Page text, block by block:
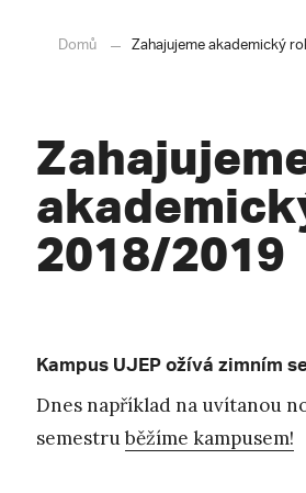
Domů Zahajujeme akademický
2018/2019
Kampus UJEP ožívá zimním
Dnes například na uvítanou
semestruběžíme kampusem!